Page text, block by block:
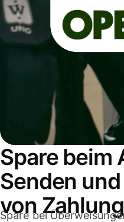
Spare beim
Senden
von
Spare bei